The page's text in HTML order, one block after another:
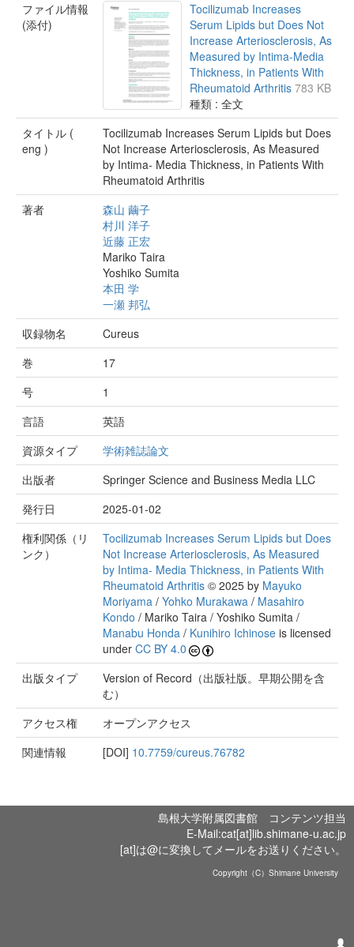
ファイル情報
(添付)
Tocilizumab Increases
Serum Lipids but Does Not
Increase Arteriosclerosis, As
Measured by Intima-Media
Thickness, in Patients With
Rheumatoid Arthritis 783 KB
種類 : 全文
タイトル (
eng )
Tocilizumab Increases Serum Lipids but Does
Not Increase Arteriosclerosis, As Measured
by Intima- Media Thickness, in Patients With
Rheumatoid Arthritis
著者
森山 繭子
村川 洋子
近藤 正宏
Mariko Taira
Yoshiko Sumita
本田 学
一瀬 邦弘
収録物名
Cureus
巻
17
号
1
言語
英語
資源タイプ
学術雑誌論文
出版者
Springer Science and Business Media LLC
発行日
2025-01-02
権利関係（リ
ンク）
Tocilizumab Increases Serum Lipids but Does
Not Increase Arteriosclerosis, As Measured
by Intima- Media Thickness, in Patients With
Rheumatoid Arthritis © 2025 by Mayuko
Moriyama / Yohko Murakawa / Masahiro
Kondo / Mariko Taira / Yoshiko Sumita /
Manabu Honda / Kunihiro Ichinose is licensed
under CC BY 4.0
出版タイプ
Version of Record（出版社版。早期公開を含
む）
アクセス権
オープンアクセス
関連情報
[DOI] 10.7759/cureus.76782
島根大学附属図書館 コンテンツ担当
E-Mail:cat[at]lib.shimane-u.ac.jp
[at]は@に変換してメールをお送りください。
Copyright（C）Shimane University